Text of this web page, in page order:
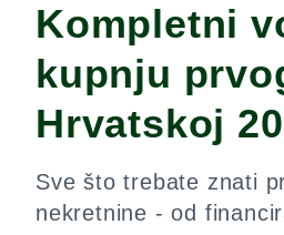
Kompletni
kupnju
Hrvatskoj
Sve što trebate znati
nekretnine - od